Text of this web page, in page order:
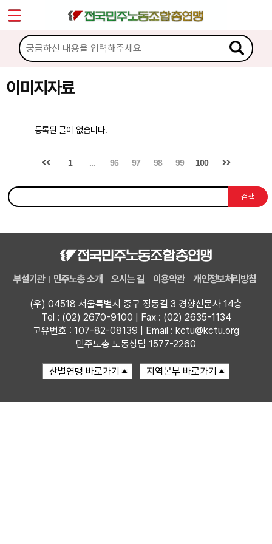
이미지자료
등록된 글이 없습니다.
1 ... 96 97 98 99 100
검색
부설기관 민주노총 소개 오시는 길 이용약관 개인정보처리방침
(우) 04518 서울특별시 중구 정동길 3 경향신문사 14층
Tel : (02) 2670-9100 | Fax : (02) 2635-1134
고유번호 : 107-82-08139 | Email : kctu@kctu.org
민주노총 노동상담 1577-2260
마이페이지
소개
소식
문서자료
이미지자료
미디어자료
부설기관
Sketchbook5, 스케치북5
Sketchbook5, 스케치북5